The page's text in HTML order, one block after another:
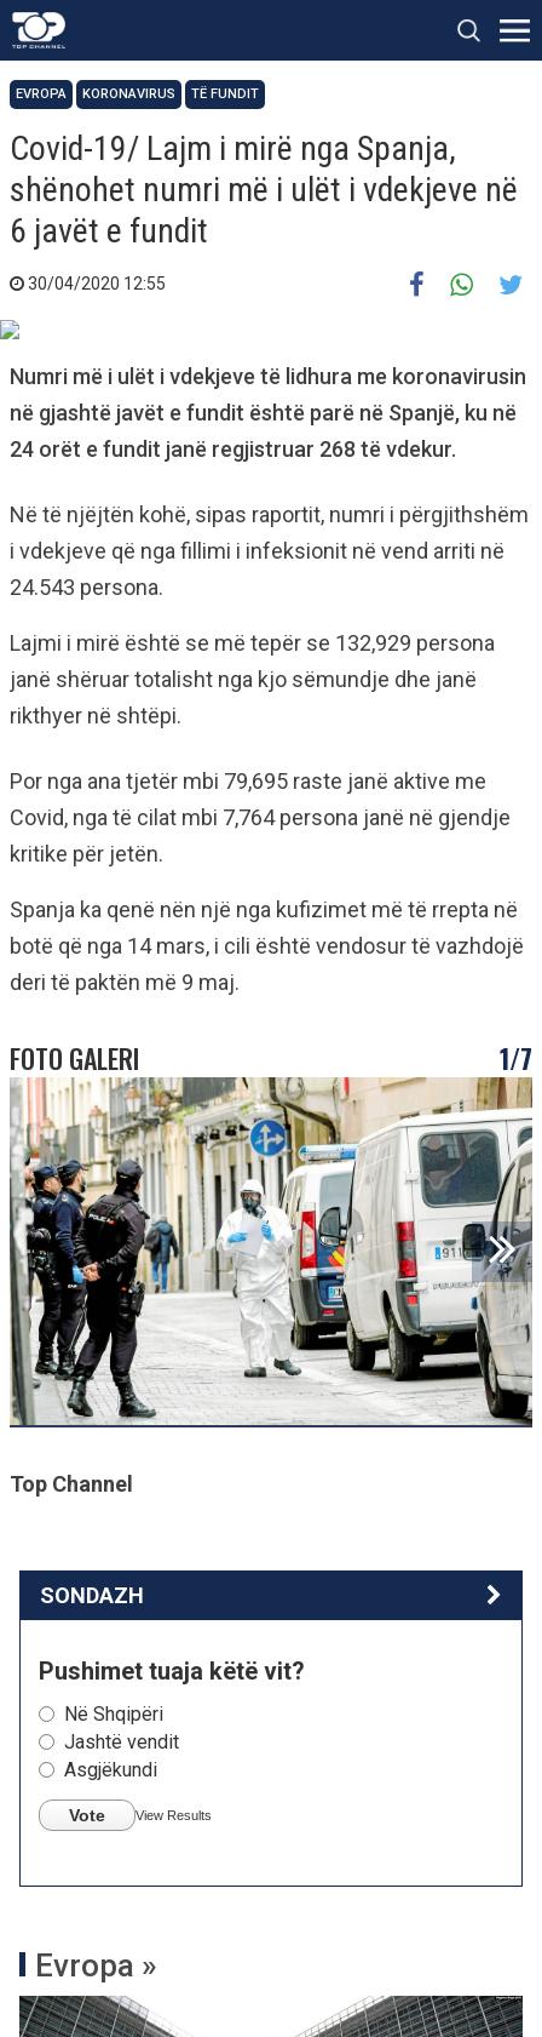
EVROPA KORONAVIRUS TË FUNDIT
Covid-19/ Lajm i mirë nga Spanja,
shënohet numri më i ulët i vdekjeve në
6 javët e fundit
30/04/2020 12:55
Numri më i ulët i vdekjeve të lidhura me koronavirusin
në gjashtë javët e fundit është parë në Spanjë, ku në
24 orët e fundit janë regjistruar 268 të vdekur.
Në të njëjtën kohë, sipas raportit, numri i përgjithshëm
i vdekjeve që nga fillimi i infeksionit në vend arriti në
24.543 persona.
Lajmi i mirë është se më tepër se 132,929 persona
janë shëruar totalisht nga kjo sëmundje dhe janë
rikthyer në shtëpi.
Por nga ana tjetër mbi 79,695 raste janë aktive me
Covid, nga të cilat mbi 7,764 persona janë në gjendje
kritike për jetën.
Spanja ka qenë nën një nga kufizimet më të rrepta në
botë që nga 14 mars, i cili është vendosur të vazhdojë
deri të paktën më 9 maj.
FOTO GALERI 1/7
Top Channel
SONDAZH
Pushimet tuaja këtë vit?
Në Shqipëri
Jashtë vendit
Asgjëkundi
Vote View Results
Evropa »